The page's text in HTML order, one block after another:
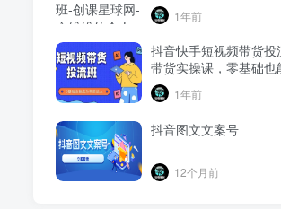
1年前
抖音快手短视频带货
带货实操课，零基础也
1年前
抖音图文文案号
12个月前